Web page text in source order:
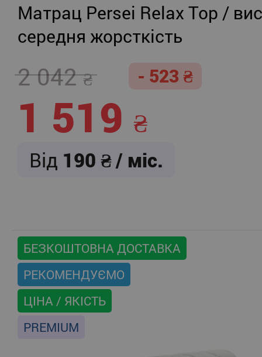
Матрац Persei Relax Top /
середня жорсткість
2 042 - 523
1 519
Від 190 / міс.
БЕЗКОШТОВНА ДОСТАВКА
РЕКОМЕНДУЄМО
ЦІНА / ЯКІСТЬ
PREMIUM